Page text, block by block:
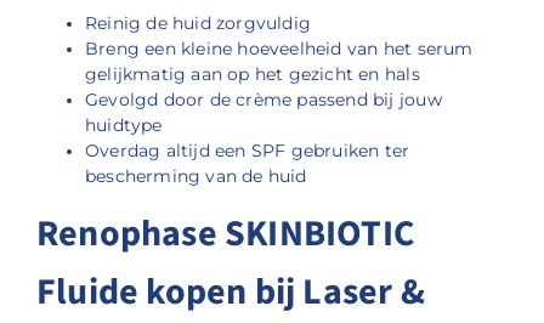
Reinig de huid zorgvuldig
Breng een kleine hoeveelheid van het serum
gelijkmatig aan op het gezicht en hals
Gevolgd door de crème passend bij jouw
huidtype
Overdag altijd een SPF gebruiken ter
bescherming van de huid
Renophase SKINBIOTIC
Fluide kopen bij Laser &